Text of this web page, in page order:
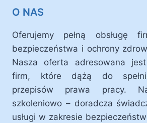
O NAS
Oferujemy pełną obsługę
bezpieczeństwa i ochrony
Nasza oferta adresowana
firm, które dążą do
przepisów prawa pracy.
szkoleniowo – doradcza
usługi w zakresie